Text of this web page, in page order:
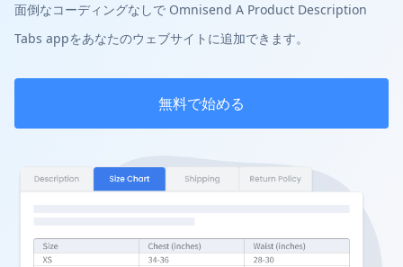
面倒なコーディングなしで Omnisend A Product Description
Tabs appをあなたのウェブサイトに追加できます。
無料で始める